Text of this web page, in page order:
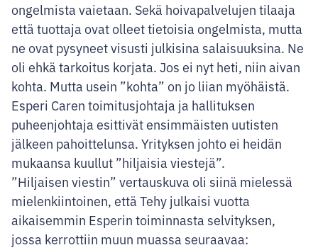
ongelmista vaietaan. Sekä hoivapalvelujen tilaaja
että tuottaja ovat olleet tietoisia ongelmista, mutta
ne ovat pysyneet visusti julkisina salaisuuksina. Ne
oli ehkä tarkoitus korjata. Jos ei nyt heti, niin aivan
kohta. Mutta usein ”kohta” on jo liian myöhäistä.
Esperi Caren toimitusjohtaja ja hallituksen
puheenjohtaja esittivät ensimmäisten uutisten
jälkeen pahoittelunsa. Yrityksen johto ei heidän
mukaansa kuullut ”hiljaisia viestejä”.
”Hiljaisen viestin” vertauskuva oli siinä mielessä
mielenkiintoinen, että Tehy julkaisi vuotta
aikaisemmin Esperin toiminnasta selvityksen,
jossa kerrottiin muun muassa seuraavaa: